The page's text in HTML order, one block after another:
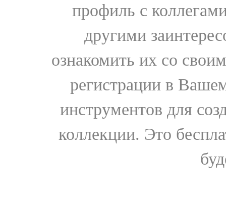
профиль с
другими
ознакомить их со
регистрации в
инструментов для
коллекции. Это